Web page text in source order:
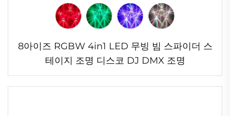
8아이즈 RGBW 4in1 LED 무빙 빔 스파이더 스
테이지 조명 디스코 DJ DMX 조명